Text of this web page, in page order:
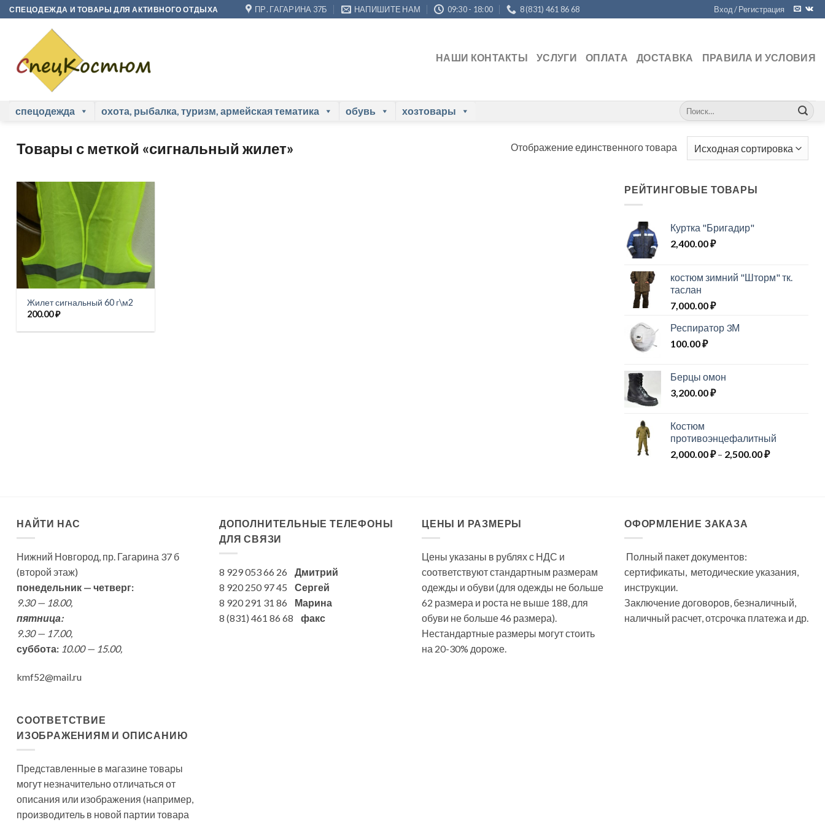
Skip
to
СПЕЦОДЕЖДА И ТОВАРЫ ДЛЯ АКТИВНОГО ОТДЫХА ПР. ГАГАРИНА 37Б НАПИШИТЕ НАМ 09:30 - 18:00 8 (831) 461 86 68 Вход / Регистрация
НАШИ КОНТАКТЫ УСЛУГИ ОПЛАТА ДОСТАВКА ПРАВИЛА И УСЛОВИЯ
спецодежда охота, рыбалка, туризм, армейская тематика обувь хозтовары Искать:
Товары с меткой «сигнальный жилет» Отображение единственного товара
Жилет сигнальный 60 г\м2
200.00₽
РЕЙТИНГОВЫЕ ТОВАРЫ
Куртка "Бригадир"
2,400.00₽
костюм зимний "Шторм" тк.
таслан
7,000.00₽
Респиратор 3М
100.00₽
Берцы омон
3,200.00₽
Костюм
противоэнцефалитный
2,000.00₽ – 2,500.00₽Диапазон
НАЙТИ НАС
Нижний Новгород, пр. Гагарина 37 б
(второй этаж)
понедельник — четверг:
9.30 — 18.00,
пятница:
9.30 — 17.00,
суббота: 10.00 — 15.00,
kmf52@mail.ru
ДОПОЛНИТЕЛЬНЫЕ ТЕЛЕФОНЫ
ДЛЯ СВЯЗИ
8 929 053 66 26 Дмитрий
8 920 250 97 45 Сергей
8 920 291 31 86 Марина
8 (831) 461 86 68 факс
ЦЕНЫ И РАЗМЕРЫ
Цены указаны в рублях с НДС и
соответствуют стандартным размерам
одежды и обуви (для одежды не больше
62 размера и роста не выше 188, для
обуви не больше 46 размера).
Нестандартные размеры могут стоить
на 20-30% дороже.
ОФОРМЛЕНИЕ ЗАКАЗА
Полный пакет документов:
сертификаты, методические указания,
инструкции.
Заключение договоров, безналичный,
наличный расчет, отсрочка платежа и др.
СООТВЕТСТВИЕ
ИЗОБРАЖЕНИЯМ И ОПИСАНИЮ
Представленные в магазине товары
могут незначительно отличаться от
описания или изображения (например,
производитель в новой партии товара